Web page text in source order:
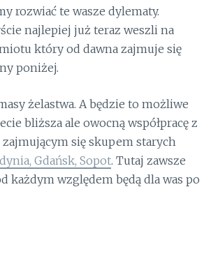
rozwiać te wasze dylematy.
najlepiej już teraz weszli na
który od dawna zajmuje się
poniżej.
żelastwa. A będzie to możliwe
bliższa ale owocną współpracę z
się skupem starych
Gdańsk, Sopot. Tutaj zawsze
każdym względem będą dla was po